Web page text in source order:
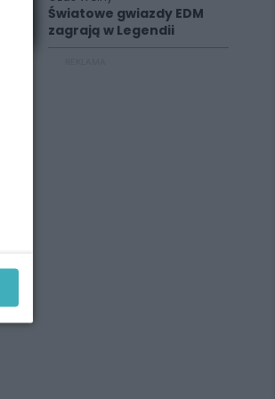
Światowe gwiazdy EDM
zagrają w Legendii